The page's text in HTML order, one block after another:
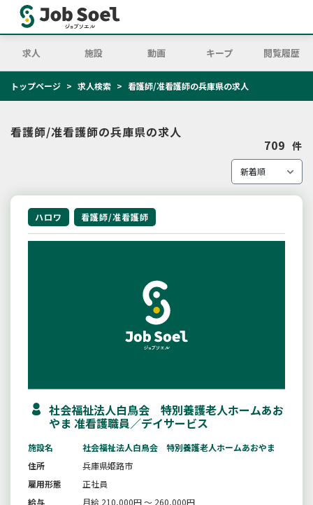
求人 施設 動画 キープ 閲覧履歴
トップページ 求人検索 看護師/准看護師の兵庫県の求人
看護師/准看護師の兵庫県の求人
709 件
ハロワ 看護師/准看護師
社会福祉法人白鳥会 特別養護老人ホームあお
やま 准看護職員／デイサービス
施設名
社会福祉法人白鳥会 特別養護老人ホームあおやま
住所
兵庫県姫路市
雇用形態
正社員
給与
月給 210,000円 ～ 260,000円